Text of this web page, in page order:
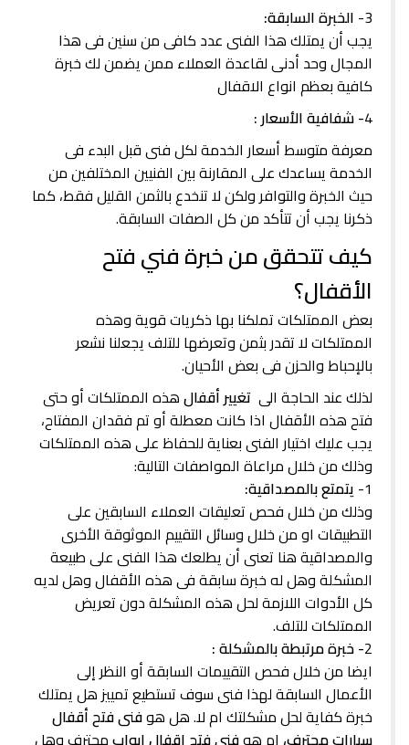
3- الخبرة السابقة:
يجب أن يمتلك هذا الفنى عدد كافى من سنين فى هذا
المجال وحد أدنى لقاعدة العملاء ممن يضمن لك خبرة
كافية بعظم انواع الاقفال
4- شفافية الأسعار :
معرفة متوسط أسعار الخدمة لكل فنى قبل البدء فى
الخدمة يساعدك على المقارنة بين الفنيين المختلفين من
حيث الخبرة والتوافر ولكن لا تنخدع بالثمن القليل فقط، كما
ذكرنا يجب أن تتأكد من كل الصفات السابقة.
كيف تتحقق من خبرة فني فتح
الأقفال؟
بعض الممتلكات تملكنا بها ذكريات قوية وهذه
الممتلكات لا تقدر بثمن وتعرضها للتلف يجعلنا نشعر
بالإحباط والحزن فى بعض الأحيان.
لذلك عند الحاجة الى تغيير أقفالهذه الممتلكات أو حتى
فتح هذه الأقفال اذا كانت معطلة أو تم فقدان المفتاح،
يجب عليك اختيار الفنى بعناية للحفاظ على هذه الممتلكات
وذلك من خلال مراعاة المواصفات التالية:
1- يتمتع بالمصداقية:
وذلك من خلال فحص تعليقات العملاء السابقين على
التطبيقات او من خلال وسائل التقييم الموثوقة الأخرى
والمصداقية هنا تعنى أن يطلعك هذا الفنى على طبيعة
المشكلة وهل له خبرة سابقة فى هذه الأقفال وهل لديه
كل الأدوات اللازمة لحل هذه المشكلة دون تعريض
الممتلكات للتلف.
2- خبرة مرتبطة بالمشكلة :
ايضا من خلال فحص التقييمات السابقة أو النظر إلى
الأعمال السابقة لهذا فنى سوف تستطيع تمييز هل يمتلك
خبرة كفاية لحل مشكلتك ام لا. هل هوفنى فتح أقفال
سيارات محترف، ام هوفنى فتح اقفال ابوابمحترف وهل